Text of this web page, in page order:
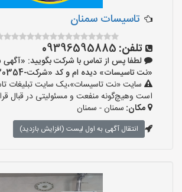
تاسیسات سمنان
تلفن: 09396595885
لطفا پس از تماس با شرکت بگویید: «آگهی
«نت تاسیسات» دیده ام و کد «شرکت-20354» را اعلام کنید»
سایت «نت تاسیسات»،یک سایت تبلیغات
است وهیچ‌گونه منفعت و مسئولیتی در قبال
مکان: سمنان - سمنان
انتقال آگهی به اول لیست (افزایش بازدید)